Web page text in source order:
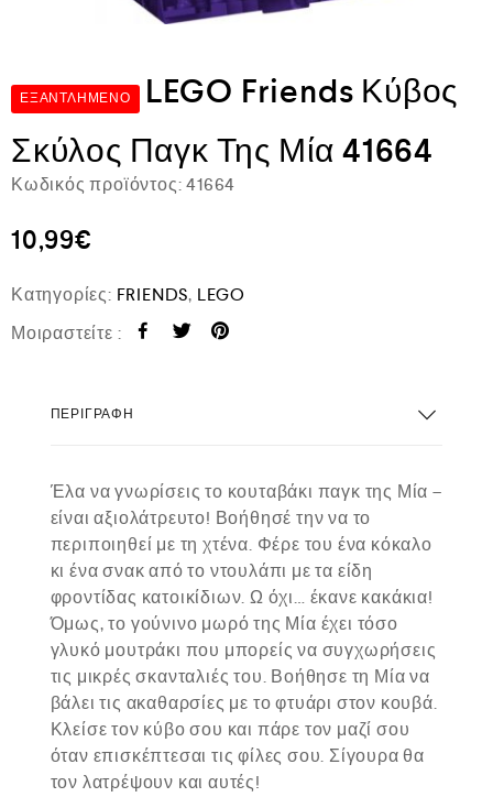
ΕΞΑΝΤΛΗΜΈΝΟ
LEGO Friends Κύβος
Σκύλος Παγκ Της Μία 41664
Κωδικός προϊόντος: 41664
10,99€
Κατηγορίες: FRIENDS, LEGO
Μοιραστείτε :
ΠΕΡΙΓΡΑΦΉ
Έλα να γνωρίσεις το κουταβάκι παγκ της Μία –
είναι αξιολάτρευτο! Βοήθησέ την να το
περιποιηθεί με τη χτένα. Φέρε του ένα κόκαλο
κι ένα σνακ από το ντουλάπι με τα είδη
φροντίδας κατοικίδιων. Ω όχι… έκανε κακάκια!
Όμως, το γούνινο μωρό της Μία έχει τόσο
γλυκό μουτράκι που μπορείς να συγχωρήσεις
τις μικρές σκανταλιές του. Βοήθησε τη Μία να
βάλει τις ακαθαρσίες με το φτυάρι στον κουβά.
Κλείσε τον κύβο σου και πάρε τον μαζί σου
όταν επισκέπτεσαι τις φίλες σου. Σίγουρα θα
τον λατρέψουν και αυτές!